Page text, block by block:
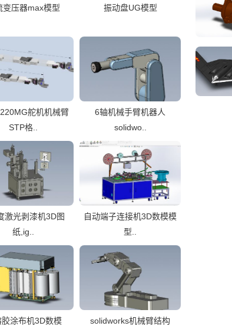
变压器max模型 振动盘UG模型
舵机机械臂
STP格..
6轴机械手臂机器人
solidwo..
激光剥漆机3D图
纸,ig..
自动端子连接机3D数模模
型..
胶涂布机3D数模 solidworks机械臂结构